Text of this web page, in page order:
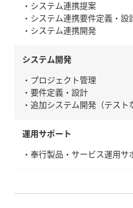
・システム連携提案
・システム連携要件定義・設
・システム連携開発
システム開発
・プロジェクト管理
・要件定義・設計
・追加システム開発（テスト
運用サポート
・奉行製品・サービス運用サ